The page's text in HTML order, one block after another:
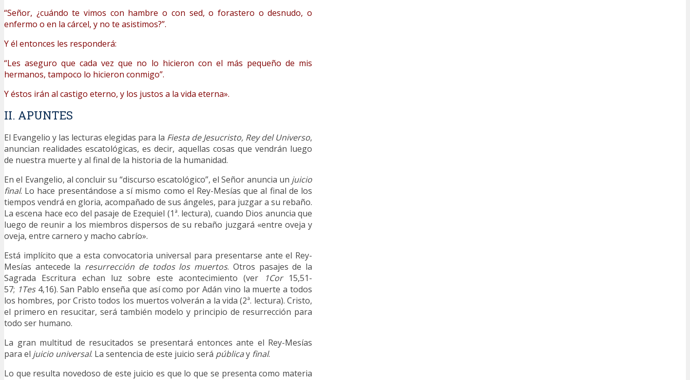
“Señor, ¿cuándo te vimos con hambre o con sed, o forastero o desnudo, o
enfermo o en la cárcel, y no te asistimos?”.
Y él entonces les responderá:
“Les aseguro que cada vez que no lo hicieron con el más pequeño de mis
hermanos, tampoco lo hicieron conmigo”.
Y éstos irán al castigo eterno, y los justos a la vida eterna».
II. APUNTES
El Evangelio y las lecturas elegidas para la Fiesta de Jesucristo, Rey del Universo,
anuncian realidades escatológicas, es decir, aquellas cosas que vendrán luego
de nuestra muerte y al final de la historia de la humanidad.
En el Evangelio, al concluir su “discurso escatológico”, el Señor anuncia un juicio
final. Lo hace presentándose a sí mismo como el Rey-Mesías que al final de los
tiempos vendrá en gloria, acompañado de sus ángeles, para juzgar a su rebaño.
La escena hace eco del pasaje de Ezequiel (1ª. lectura), cuando Dios anuncia que
luego de reunir a los miembros dispersos de su rebaño juzgará «entre oveja y
oveja, entre carnero y macho cabrío».
Está implícito que a esta convocatoria universal para presentarse ante el Rey-
Mesías antecede la resurrección de todos los muertos. Otros pasajes de la
Sagrada Escritura echan luz sobre este acontecimiento (ver
1Cor15,51-
57; 1Tes4,16). San Pablo enseña que así como por Adán vino la muerte a todos
los hombres, por Cristo todos los muertos volverán a la vida (2ª. lectura). Cristo,
el primero en resucitar, será también modelo y principio de resurrección para
todo ser humano.
La gran multitud de resucitados se presentará entonces ante el Rey-Mesías
para el juicio universal. La sentencia de este juicio será públicay final.
Lo que resulta novedoso de este juicio es que lo que se presenta como materia